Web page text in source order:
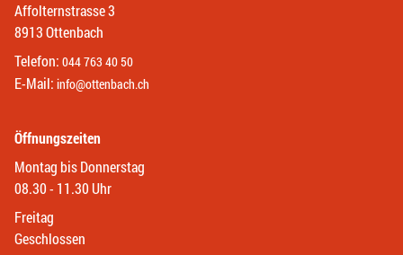
Affolternstrasse 3
8913 Ottenbach
Telefon: 044 763 40 50
E-Mail: info@ottenbach.ch
Öffnungszeiten
Montag bis Donnerstag
08.30 - 11.30 Uhr
Freitag
Geschlossen